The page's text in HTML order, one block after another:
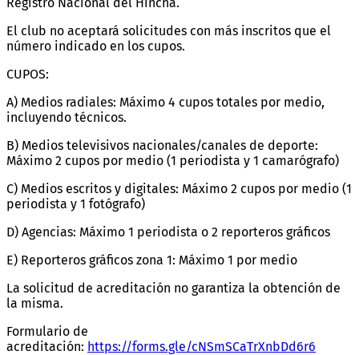
El club no aceptará solicitudes con más inscritos que el
número indicado en los cupos.
CUPOS:
A) Medios radiales: Máximo 4 cupos totales por medio,
incluyendo técnicos.
B) Medios televisivos nacionales/canales de deporte:
Máximo 2 cupos por medio (1 periodista y 1 camarógrafo)
C) Medios escritos y digitales: Máximo 2 cupos por medio (1
periodista y 1 fotógrafo)
D) Agencias: Máximo 1 periodista o 2 reporteros gráficos
E) Reporteros gráficos zona 1: Máximo 1 por medio
La solicitud de acreditación no garantiza la obtención de
la misma.
Formulario de
acreditación: https://forms.gle/cNSmSCaTrXnbDd6r6